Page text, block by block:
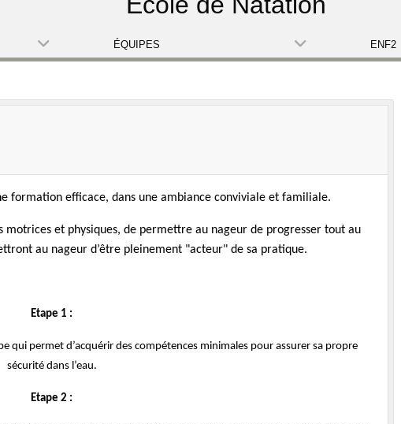
ÉQUIPES ENF2
formation efficace, dans une ambiance conviviale et familiale.
et physiques, de permettre au nageur de progresser tout au
au nageur d’être pleinement "acteur" de sa pratique.
Etape 1 :
qui permet d’acquérir des compétences minimales pour assurer sa propre
sécurité dans l’eau.
Etape 2 :